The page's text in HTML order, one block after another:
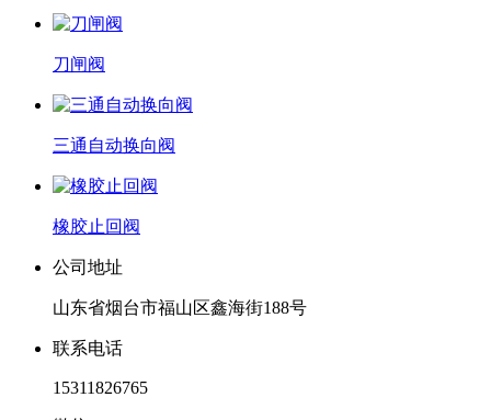
刀闸阀
三通自动换向阀
橡胶止回阀
公司地址
山东省烟台市福山区鑫海街188号
联系电话
15311826765